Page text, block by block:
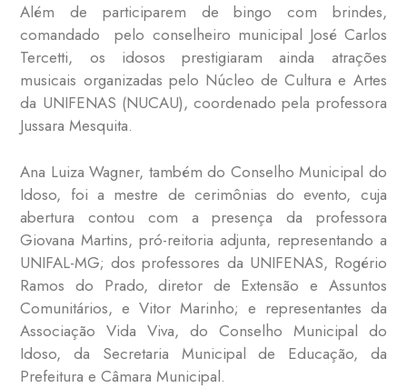
Além de participarem de bingo com brindes,
comandado pelo conselheiro municipal José Carlos
Tercetti, os idosos prestigiaram ainda atrações
musicais organizadas pelo Núcleo de Cultura e Artes
da UNIFENAS (NUCAU), coordenado pela professora
Jussara Mesquita.
Ana Luiza Wagner, também do Conselho Municipal do
Idoso, foi a mestre de cerimônias do evento, cuja
abertura contou com a presença da professora
Giovana Martins, pró-reitoria adjunta, representando a
UNIFAL-MG; dos professores da UNIFENAS, Rogério
Ramos do Prado, diretor de Extensão e Assuntos
Comunitários, e Vitor Marinho; e representantes da
Associação Vida Viva, do Conselho Municipal do
Idoso, da Secretaria Municipal de Educação, da
Prefeitura e Câmara Municipal.